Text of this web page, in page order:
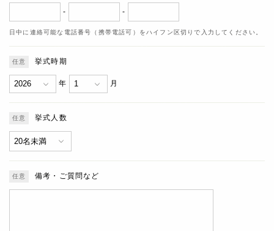
- -
日中に連絡可能な電話番号（携帯電話可）をハイフン区切りで入力してください。
挙式時期
年 月
挙式人数
備考・ご質問など